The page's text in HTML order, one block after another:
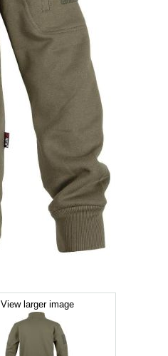
View larger image